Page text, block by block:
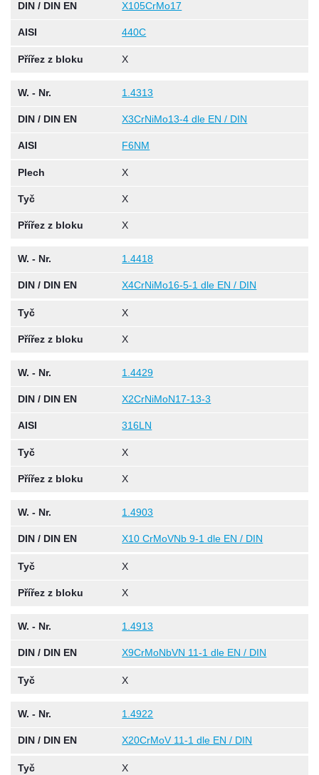
DIN / DIN EN X105CrMo17
AISI 440C
Přířez z bloku X
W. - Nr. 1.4313
DIN / DIN EN X3CrNiMo13-4 dle EN / DIN
AISI F6NM
Plech X
Tyč X
Přířez z bloku X
W. - Nr. 1.4418
DIN / DIN EN X4CrNiMo16-5-1 dle EN / DIN
Tyč X
Přířez z bloku X
W. - Nr. 1.4429
DIN / DIN EN X2CrNiMoN17-13-3
AISI 316LN
Tyč X
Přířez z bloku X
W. - Nr. 1.4903
DIN / DIN EN X10 CrMoVNb 9-1 dle EN / DIN
Tyč X
Přířez z bloku X
W. - Nr. 1.4913
DIN / DIN EN X9CrMoNbVN 11-1 dle EN / DIN
Tyč X
W. - Nr. 1.4922
DIN / DIN EN X20CrMoV 11-1 dle EN / DIN
Tyč X